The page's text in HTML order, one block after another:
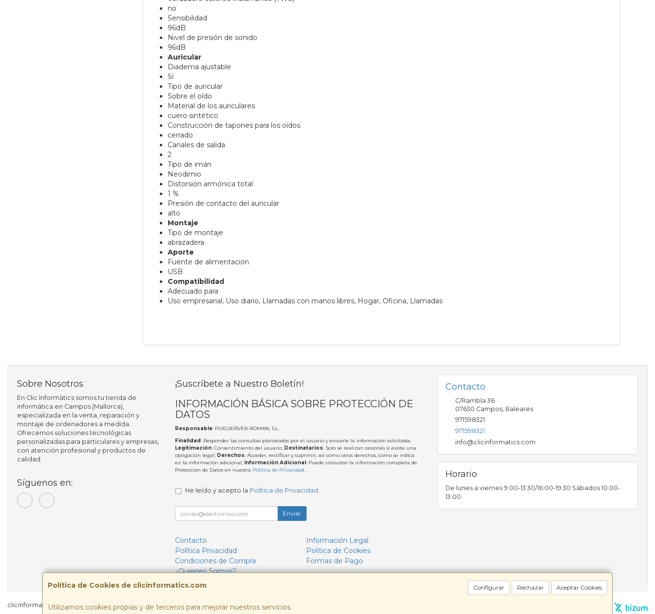
no
Sensibilidad
96dB
Nivel de presión de sonido
96dB
Auricular
Diadema ajustable
Sí
Tipo de auricular
Sobre el oído
Material de los auriculares
cuero sintético
Construcción de tapones para los oídos
cerrado
Canales de salida
2
Tipo de imán
Neodimio
Distorsión armónica total
1 %
Presión de contacto del auricular
alto
Montaje
Tipo de montaje
abrazadera
Aporte
Fuente de alimentación
USB
Compatibilidad
Adecuado para
Uso empresarial, Uso diario, Llamadas con manos libres, Hogar, Oficina, Llamadas
Política de Cookies de clicinformatics.com Configurar Rechazar Aceptar Cookies
Utilizamos cookies propias y de terceros para mejorar nuestros servicios.
Sobre Nosotros
En Clic Informàtics somos tu tienda de
informática en Campos (Mallorca),
especializada en la venta, reparación y
montaje de ordenadores a medida.
Ofrecemos soluciones tecnológicas
personalizadas para particulares y empresas,
con atención profesional y productos de
calidad.
Síguenos en:
¡Suscríbete a Nuestro Boletín!
INFORMACIÓN BÁSICA SOBRE PROTECCIÓN DE
DATOS
Responsable: PUIGSERVER-ROMAN, S.L.
Finalidad: Responder las consultas planteadas por el usuario y enviarle la información solicitada;
Legitimación: Consentimiento del usuario; Destinatarios: Solo se realizan cesiones si existe una
obligación legal; Derechos: Acceder, rectificar y suprimir, así como otros derechos, como se indica
en la información adicional; Información Adicional : Puede consultar la información completa de
Protección de Datos en nuestra Política de Privacidad.
He leído y acepto la Política de Privacidad .
Enviar
Contacto
Información Legal
Política Privacidad
Política de Cookies
Condiciones de Compra
Formas de Pago
¿Quienes Somos?
Contacto
C/Rambla 36
07630 Campos, Baleares
971598321
971598321
info@clicinformatics.com
Horario
De lunes a viernes 9:00-13:30/16:00-19:30 Sábados 10:00-
13:00
clicinformatics.com © 2026